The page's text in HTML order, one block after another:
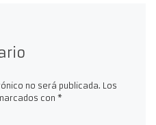
no será publicada. Los
con *